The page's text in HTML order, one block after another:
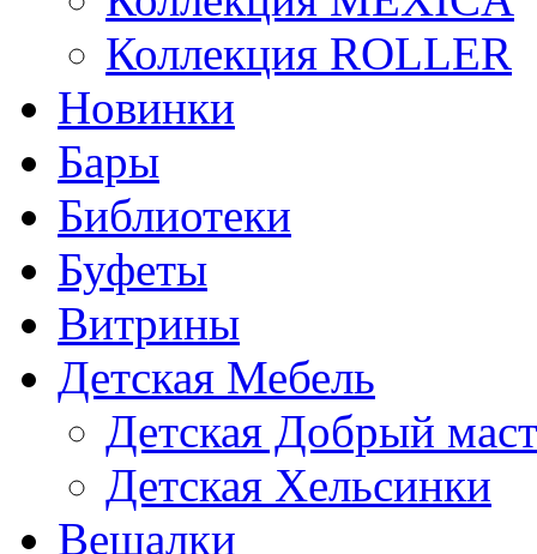
Коллекция ROLLER
Новинки
Бары
Библиотеки
Буфеты
Витрины
Детская Мебель
Детская Добрый
Детская Хельсинки
Вешалки